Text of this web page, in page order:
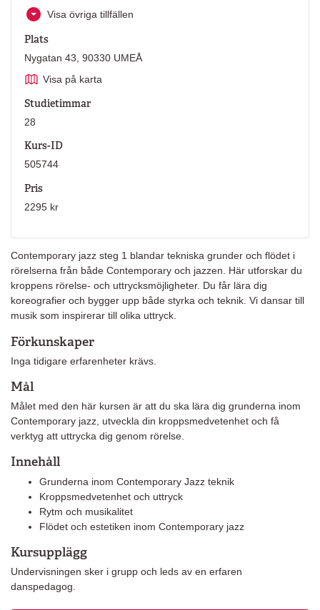
Contemporary jazz steg 1 blandar tekniska grunder och flödet i
rörelserna från både Contemporary och jazzen. Här utforskar du
kroppens rörelse- och uttrycksmöjligheter. Du får lära dig
koreografier och bygger upp både styrka och teknik. Vi dansar till
musik som inspirerar till olika uttryck.
Förkunskaper
Inga tidigare erfarenheter krävs.
Mål
Målet med den här kursen är att du ska lära dig grunderna inom
Contemporary jazz, utveckla din kroppsmedvetenhet och få
verktyg att uttrycka dig genom rörelse.
Innehåll
Grunderna inom Contemporary Jazz teknik
Kroppsmedvetenhet och uttryck
Rytm och musikalitet
Flödet och estetiken inom Contemporary jazz
Kursupplägg
Undervisningen sker i grupp och leds av en erfaren
danspedagog.
Visa övriga tillfällen
Plats
Nygatan 43, 90330 UMEÅ
Visa på karta
Studietimmar
28
Kurs-ID
505744
Pris
2295 kr